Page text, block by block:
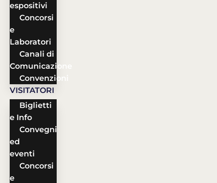
espositivi
Concorsi
e
Laboratori
Canali di
Comunicazione
Convenzioni
VISITATORI
Biglietti
e Info
Convegni
ed
eventi
Concorsi
e